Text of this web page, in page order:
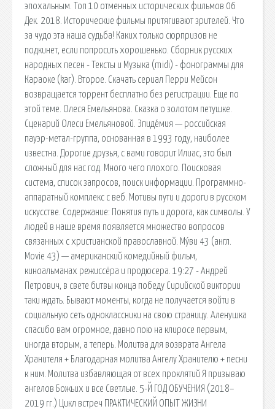
эпохальным. Топ 10 отменных исторических фильмов 06
Дек. 2018. Исторические фильмы притягивают зрителей. Что
за чудо эта наша судьба! Каких только сюрпризов не
подкинет, если попросить хорошенько. Сборник русских
народных песен - Тексты и Музыка (midi) - фонограммы для
Караоке (kar). Второе. Скачать сериал Перри Мейсон
возвращается торрент бесплатно без регистрации. Еще по
этой теме. Олеся Емельянова. Сказка о золотом петушке.
Сценарий Олеси Емельяновой. Эпиде́мия — российская
пауэр-метал-группа, основанная в 1993 году, наиболее
известна. Дорогие друзья, с вами говорит Илиас, это был
сложный для нас год. Много чего плохого. Поисковая
сиcтема, список запросов, поиск информации. Программно-
аппаратный комплекс с веб. Мотивы пути и дороги в русском
искусстве. Содержание: Понятия путь и дорога, как символы. У
людей в наше время появляется множество вопросов
связанных с христианской православной. Му́ви 43 (англ.
Movie 43) — американский комедийный фильм,
киноальманах режиссёра и продюсера. 19:27 - Андрей
Петрович, в свете битвы конца победу Сирийской виктории
таки ждать. Бывают моменты, когда не получается войти в
социальную сеть одноклассники на свою страницу. Аленушка
спасибо вам огромное, давно пою на клиросе первым,
иногда вторым, а теперь. Молитва для возврата Ангела
Хранителя + Благодарная молитва Ангелу Хранителю + песни
к ним. Молитва избавляющая от всех проклятий Я призываю
ангелов Божьих и все Светлые. 5-Й ГОД ОБУЧЕНИЯ (2018–
2019 гг.) Цикл встреч ПРАКТИЧЕСКИЙ ОПЫТ ЖИЗНИ